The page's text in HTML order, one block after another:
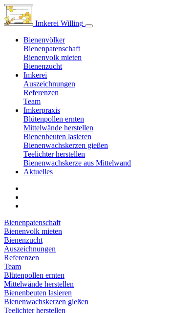
Imkerei Willing
Bienenvölker
Bienenpatenschaft
Bienenvolk mieten
Bienenzucht
Imkerei
Auszeichnungen
Referenzen
Team
Imkerpraxis
Blütenpollen ernten
Mittelwände herstellen
Bienenbeuten lasieren
Bienenwachskerzen gießen
Teelichter herstellen
Bienenwachskerze aus Mittelwand
Aktuelles
Bienenpatenschaft
Bienenvolk mieten
Bienenzucht
Auszeichnungen
Referenzen
Team
Blütenpollen ernten
Mittelwände herstellen
Bienenbeuten lasieren
Bienenwachskerzen gießen
Teelichter herstellen